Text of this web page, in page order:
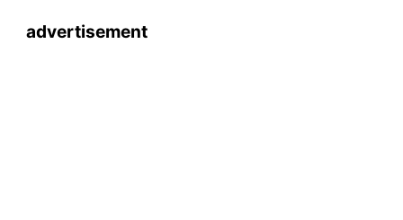
advertisement